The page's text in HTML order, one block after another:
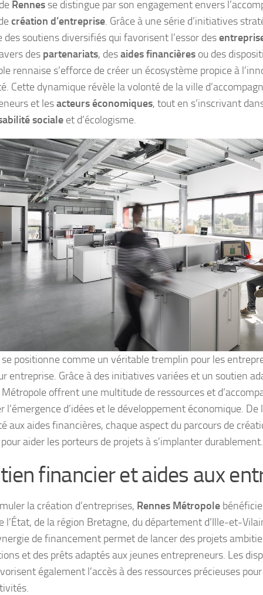
Rennes se distingue par son engagement envers
création d’entreprise. Grâce à une série d’initiatives
des soutiens diversifiés qui favorisent l’essor des
des partenariats, desaides financières ou des
rennaise s’efforce de créer un écosystème propice à
Cette dynamique révèle la volonté de la ville
et lesacteurs économiques, tout en s’inscrivant
sociale et d’écologisme.
positionne comme un véritable tremplin pour les
entreprise. Grâce à des initiatives variées et un soutien
offrent une multitude de ressources et
l’émergence d’idées et le développement économique. De
aux aides financières, chaque aspect du parcours de
aider les porteurs de projets à s’implanter durablement.
financier et aides aux
la création d’entreprises, Rennes Métropole
l’État, de la région Bretagne, du département d’Ille-et-
de financement permet de lancer des projets
et des prêts adaptés aux jeunes entrepreneurs. Les
également l’accès à des ressources précieuses